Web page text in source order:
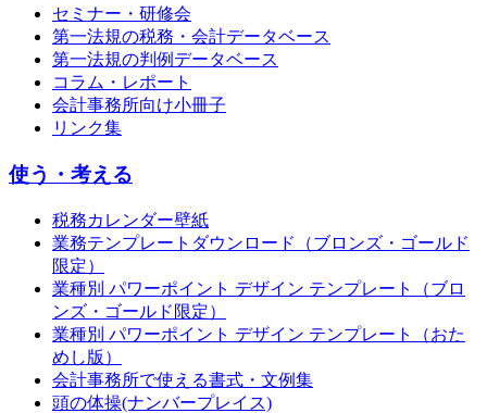
セミナー・研修会
第一法規の税務・会計データベース
第一法規の判例データベース
コラム・レポート
会計事務所向け小冊子
リンク集
使う・考える
税務カレンダー壁紙
業務テンプレートダウンロード（ブロンズ・ゴールド
限定）
業種別 パワーポイント デザイン テンプレート（ブロ
ンズ・ゴールド限定）
業種別 パワーポイント デザイン テンプレート（おた
めし版）
会計事務所で使える書式・文例集
頭の体操(ナンバープレイス)